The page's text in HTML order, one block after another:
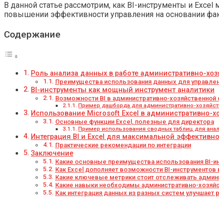
В данной статье рассмотрим, как BI-инструменты и
повышении эффективности управления на основании
Содержание
Роль анализа данных в работе административно-
Преимущества использования данных для
BI-инструменты как мощный инструмент аналитики
Возможности BI в административно-
Пример дашборда для административно-
Использование Microsoft Excel в административно-
Основные функции Excel, полезные для директора
Пример использования сводных таблиц для
Интеграция BI и Excel для максимальной
Практические рекомендации по интеграции
Заключение
Какие основные преимущества использования BI-
Как Excel дополняет возможности BI-
Какие ключевые метрики стоит отслеживать
Какие навыки необходимы административно-
Как интеграция данных из разных систем улучшает